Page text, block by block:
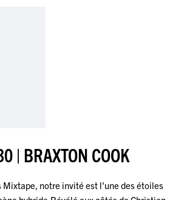
| BRAXTON COOK
Mixtape, notre invité est l'une des étoiles